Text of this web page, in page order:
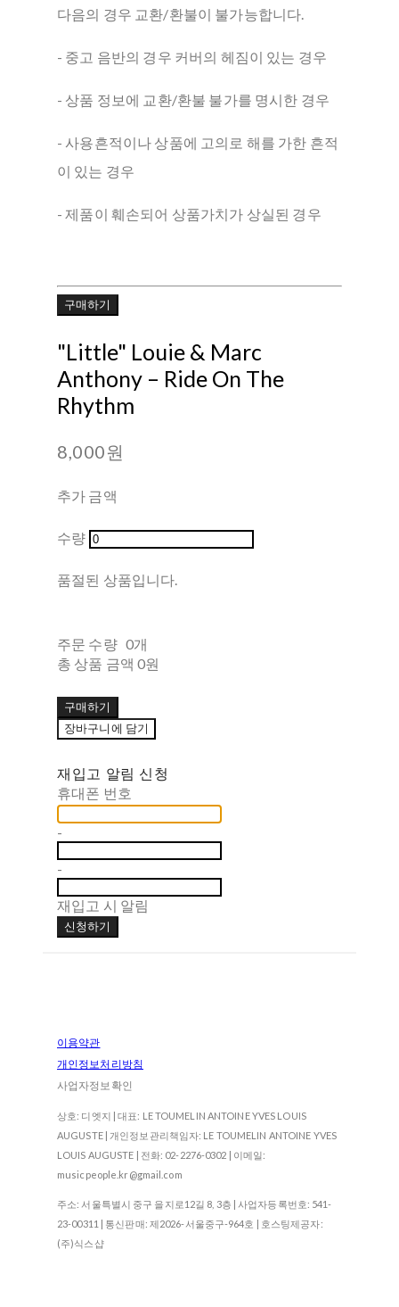
다음의 경우 교환/환불이 불가능합니다.
- 중고 음반의 경우 커버의 헤짐이 있는 경우
- 상품 정보에 교환/환불 불가를 명시한 경우
- 사용흔적이나 상품에 고의로 해를 가한 흔적
이 있는 경우
- 제품이 훼손되어 상품가치가 상실된 경우
구매하기
"Little" Louie & Marc
Anthony – Ride On The
Rhythm
8,000원
추가 금액
수량
품절된 상품입니다.
주문 수량 0개
총 상품 금액 0원
구매하기
장바구니에 담기
재입고 알림 신청
휴대폰 번호
-
-
재입고 시 알림
신청하기
이용약관
개인정보처리방침
사업자정보확인
상호: 디엣지 | 대표: LE TOUMELIN ANTOINE YVES LOUIS
AUGUSTE | 개인정보관리책임자: LE TOUMELIN ANTOINE YVES
LOUIS AUGUSTE | 전화: 02-2276-0302 | 이메일:
musicpeople.kr@gmail.com
주소: 서울특별시 중구 을지로12길 8, 3층 | 사업자등록번호: 541-
23-00311 | 통신판매: 제2026-서울중구-964호 | 호스팅제공자:
(주)식스샵